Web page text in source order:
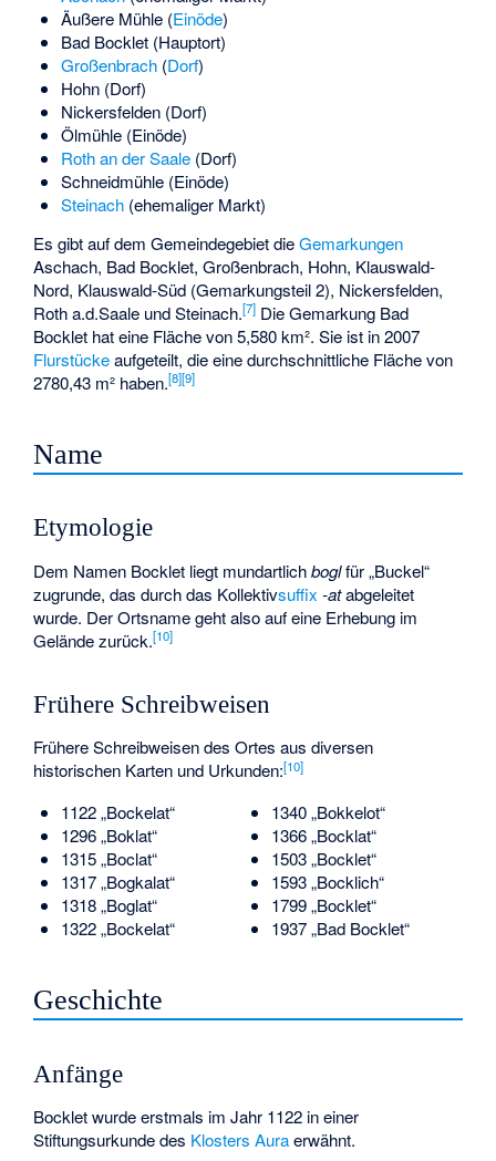
Äußere Mühle(Einöde)
Bad Bocklet (Hauptort)
Großenbrach(Dorf)
Hohn(Dorf)
Nickersfelden(Dorf)
Ölmühle(Einöde)
Roth an der Saale(Dorf)
Schneidmühle(Einöde)
Steinach(ehemaliger Markt)
Es gibt auf dem Gemeindegebiet dieGemarkungen
Aschach, Bad Bocklet, Großenbrach, Hohn, Klauswald-
Nord, Klauswald-Süd (Gemarkungsteil 2), Nickersfelden,
Roth a.d.Saale und Steinach.[7] Die Gemarkung Bad
Bocklet hat eine Fläche von 5,580 km². Sie ist in 2007
Flurstückeaufgeteilt, die eine durchschnittliche Fläche von
2780,43 m² haben.[8][9]
Name
Etymologie
Dem Namen Bocklet liegt mundartlichboglfür „Buckel“
zugrunde, das durch das Kollektivsuffix -atabgeleitet
wurde. Der Ortsname geht also auf eine Erhebung im
Gelände zurück.[10]
Frühere Schreibweisen
Frühere Schreibweisen des Ortes aus diversen
historischen Karten und Urkunden:[10]
1122 „Bockelat“
1296 „Boklat“
1315 „Boclat“
1317 „Bogkalat“
1318 „Boglat“
1322 „Bockelat“
1340 „Bokkelot“
1366 „Bocklat“
1503 „Bocklet“
1593 „Bocklich“
1799 „Bocklet“
1937 „Bad Bocklet“
Geschichte
Anfänge
Bocklet wurde erstmals im Jahr 1122 in einer
Stiftungsurkunde des Klosters Auraerwähnt.